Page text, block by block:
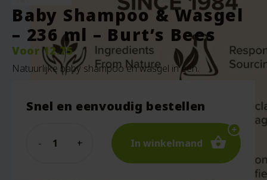
Baby Shampoo & Wasgel
– 236 ml – Burt’s Bees
Voor12.75
Natuurlijke baby shampoo en wasgel in één.
Snel en eenvoudig bestellen
In winkelmand